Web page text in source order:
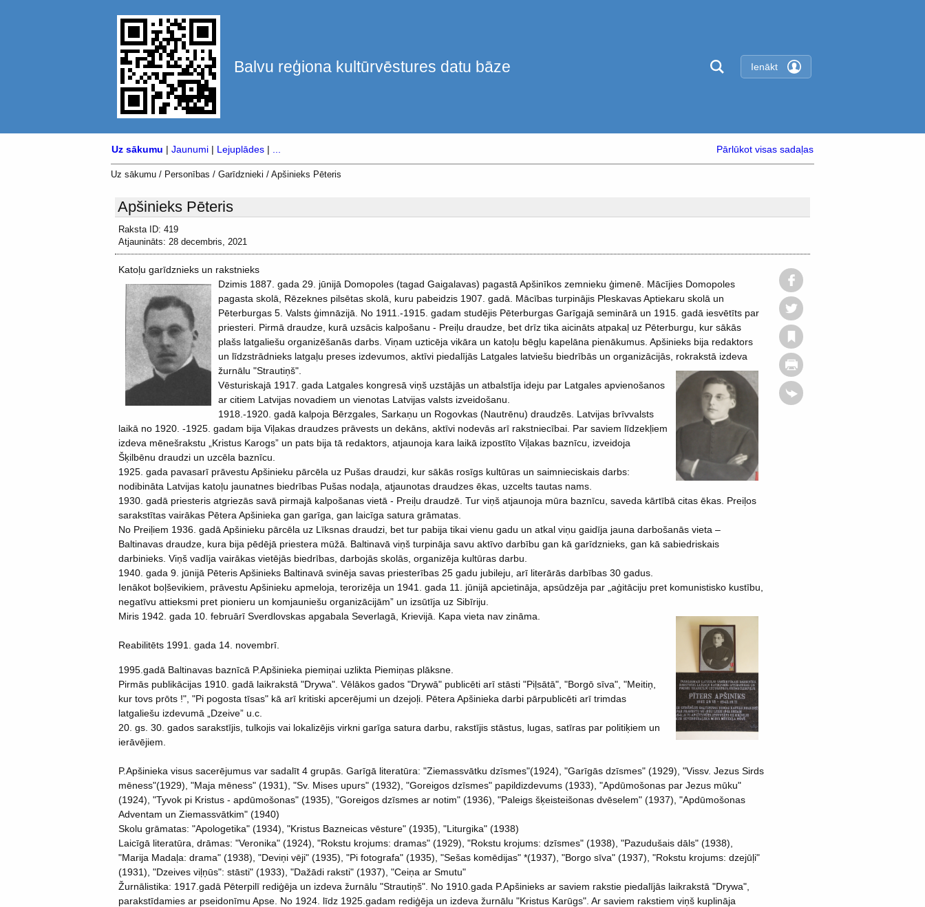
Balvu reģiona kultūrvēstures datu bāze Ienākt
Uz sākumu | Jaunumi | Lejuplādes | Pārlūkot visas sadaļas
Uz sākumu / Personības / Garīdznieki / Apšinieks Pēteris
Apšinieks Pēteris
Raksta ID: 419
Atjaunināts: 28 decembris, 2021
Katoļu garīdznieks un rakstnieks
Dzimis 1887. gada 29. jūnijā Domopoles (tagad Gaigalavas) pagastā Apšinīkos zemnieku ģimenē. Mācījies Domopoles
pagasta skolā, Rēzeknes pilsētas skolā, kuru pabeidzis 1907. gadā. Mācības turpinājis Pleskavas Aptiekaru skolā un
Pēterburgas 5. Valsts ģimnāzijā. No 1911.-1915. gadam studējis Pēterburgas Garīgajā seminārā un 1915. gadā iesvētīts par
priesteri. Pirmā draudze, kurā uzsācis kalpošanu - Preiļu draudze, bet drīz tika aicināts atpakaļ uz Pēterburgu, kur sākās
plašs latgaliešu organizēšanās darbs. Viņam uzticēja vikāra un katoļu bēgļu kapelāna pienākumus. Apšinieks bija redaktors
un līdzstrādnieks latgaļu preses izdevumos, aktīvi piedalījās Latgales latviešu biedrībās un organizācijās, rokrakstā izdeva
žurnālu "Strautiņš".
Vēsturiskajā 1917. gada Latgales kongresā viņš uzstājās un atbalstīja ideju par Latgales apvienošanos
ar citiem Latvijas novadiem un vienotas Latvijas valsts izveidošanu.
1918.-1920. gadā kalpoja Bērzgales, Sarkaņu un Rogovkas (Nautrēnu) draudzēs. Latvijas brīvvalsts
laikā no 1920. -1925. gadam bija Viļakas draudzes prāvests un dekāns, aktīvi nodevās arī rakstniecībai. Par saviem līdzekļiem
izdeva mēnešrakstu „Kristus Karogs” un pats bija tā redaktors, atjaunoja kara laikā izpostīto Viļakas baznīcu, izveidoja
Šķilbēnu draudzi un uzcēla baznīcu.
1925. gada pavasarī prāvestu Apšinieku pārcēla uz Pušas draudzi, kur sākās rosīgs kultūras un saimnieciskais darbs:
nodibināta Latvijas katoļu jaunatnes biedrības Pušas nodaļa, atjaunotas draudzes ēkas, uzcelts tautas nams.
1930. gadā priesteris atgriezās savā pirmajā kalpošanas vietā - Preiļu draudzē. Tur viņš atjaunoja mūra baznīcu, saveda kārtībā citas ēkas. Preiļos
sarakstītas vairākas Pētera Apšinieka gan garīga, gan laicīga satura grāmatas.
No Preiļiem 1936. gadā Apšinieku pārcēla uz Līksnas draudzi, bet tur pabija tikai vienu gadu un atkal viņu gaidīja jauna darbošanās vieta –
Baltinavas draudze, kura bija pēdējā priestera mūžā. Baltinavā viņš turpināja savu aktīvo darbību gan kā garīdznieks, gan kā sabiedriskais
darbinieks. Viņš vadīja vairākas vietējās biedrības, darbojās skolās, organizēja kultūras darbu.
1940. gada 9. jūnijā Pēteris Apšinieks Baltinavā svinēja savas priesterības 25 gadu jubileju, arī literārās darbības 30 gadus.
Ienākot boļševikiem, prāvestu Apšinieku apmeloja, terorizēja un 1941. gada 11. jūnijā apcietināja, apsūdzēja par „aģitāciju pret komunistisko kustību,
negatīvu attieksmi pret pionieru un komjauniešu organizācijām” un izsūtīja uz Sibīriju.
Miris 1942. gada 10. februārī Sverdlovskas apgabala Severlagā, Krievijā. Kapa vieta nav zināma.
Reabilitēts 1991. gada 14. novembrī.
1995.gadā Baltinavas baznīcā P.Apšinieka piemiņai uzlikta Piemiņas plāksne.
Pirmās publikācijas 1910. gadā laikrakstā "Drywa". Vēlākos gados "Drywā" publicēti arī stāsti "Piļsātā", "Borgō sīva", "Meitiņ,
kur tovs prōts !", "Pi pogosta tīsas" kā arī kritiski apcerējumi un dzejoļi. Pētera Apšinieka darbi pārpublicēti arī trimdas
latgaliešu izdevumā „Dzeive” u.c.
20. gs. 30. gados sarakstījis, tulkojis vai lokalizējis virkni garīga satura darbu, rakstījis stāstus, lugas, satīras par politiķiem un
ierāvējiem.
P.Apšinieka visus sacerējumus var sadalīt 4 grupās. Garīgā literatūra: "Ziemassvātku dzīsmes"(1924), "Garīgās dzīsmes" (1929), "Vissv. Jezus Sirds
mēness"(1929), "Maja mēness" (1931), "Sv. Mises upurs" (1932), "Goreigos dzīsmes" papildizdevums (1933), "Apdūmošonas par Jezus mūku"
(1924), "Tyvok pi Kristus - apdūmošonas" (1935), "Goreigos dzīsmes ar notim" (1936), "Paleigs šķeisteišonas dvēselem" (1937), "Apdūmošonas
Adventam un Ziemassvātkim" (1940)
Skolu grāmatas: "Apologetika" (1934), "Kristus Bazneicas vēsture" (1935), "Liturgika" (1938)
Laicīgā literatūra, drāmas: "Veronika" (1924), "Rokstu krojums: dramas" (1929), "Rokstu krojums: dzīsmes" (1938), "Pazudušais dāls" (1938),
"Marija Madaļa: drama" (1938), "Deviņi vēji" (1935), "Pi fotografa" (1935), "Sešas komēdijas" *(1937), "Borgo sīva" (1937), "Rokstu krojums: dzejūļi"
(1931), "Dzeives viļņūs": stāsti" (1933), "Dažādi raksti" (1937), "Ceiņa ar Smutu"
Žurnālistika: 1917.gadā Pēterpilī rediģēja un izdeva žurnālu "Strautiņš". No 1910.gada P.Apšinieks ar saviem rakstie piedalījās laikrakstā "Drywa",
parakstīdamies ar pseidonīmu Apse. No 1924. līdz 1925.gadam rediģēja un izdeva žurnālu "Kristus Karūgs". Ar saviem rakstiem viņš kuplināja